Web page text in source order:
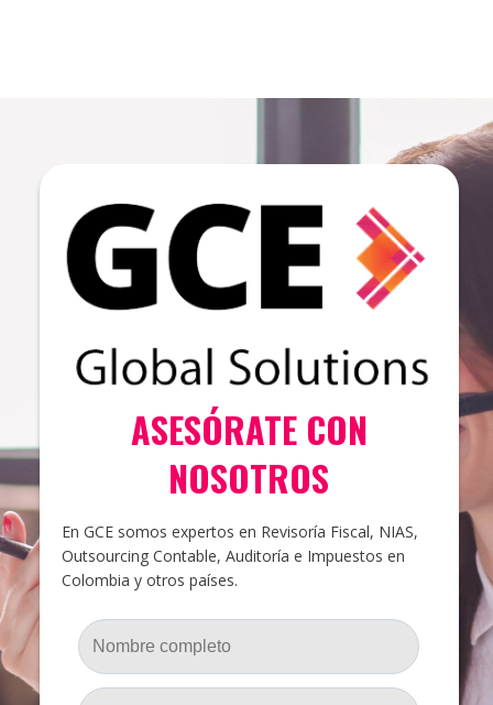
ASESÓRATE CON
NOSOTROS
En GCE somos expertos en Revisoría Fiscal, NIAS,
Outsourcing Contable, Auditoría e Impuestos en
Colombia y otros países.